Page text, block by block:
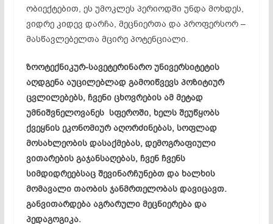
ობიექტებით, ეს უმოკლეს პერიოდში უნდა მოხდეს,
ვიდრე კიდევ დარჩა, მეცნიერთა და პროფერსორ –
მასწავლებელთა მცირე პოტენციალი.
ზოოტექნიკურ-სავეტერინარო უნივერსიტეტის
აღდგენა აუცილებლად გამოიწვევს პოზიტიურ
ცვლილებებს, ჩვენი ცხოვრების ამ მეტად
უმნიშვნელოვანეს სფეროში, ხელს შეუწყობს
ქვეყნის ეკონომიურაღორძინებას, სოფლად
მოსახლეობის დასაქმებას, დემოგრაფიული
ვითარების გაჯანსაღებას, ჩვენ ჩვენს
სიმდიდრეებსაც შევინარჩუნებთ და ხალხის
მომავალი თაობის ჯანმრთელობას დავიცავთ.
განვითარდება აგრარული მეცნიერება და
პედაგოგიკა.